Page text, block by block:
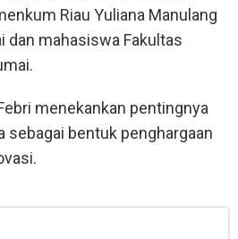
Riau Yuliana Manulang
dan mahasiswa Fakultas
menekankan pentingnya
sebagai bentuk penghargaan